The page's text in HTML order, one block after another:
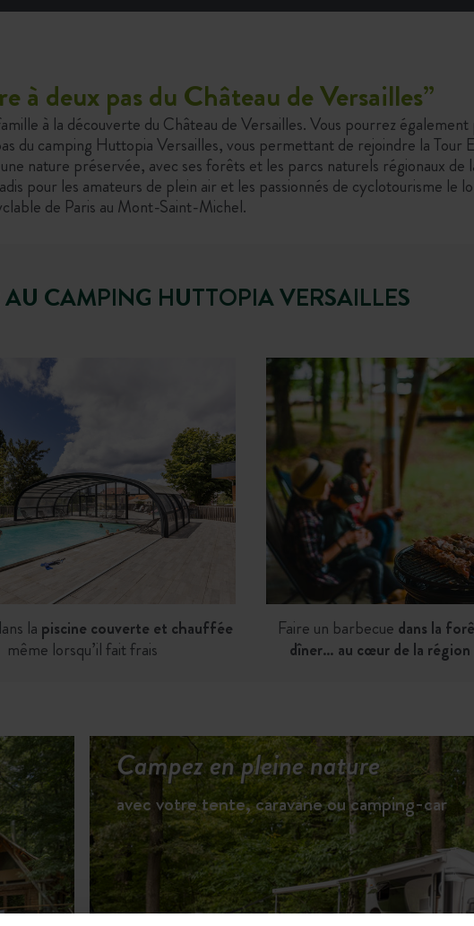
à deux pas du Château de Versailles”
à la découverte du Château de Versailles. Vous pourrez
du camping Huttopia Versailles, vous permettant de rejoindre la Tour
nature préservée, avec ses forêts et les parcs naturels régionaux de
pour les amateurs de plein air et les passionnés de cyclotourisme le
de Paris au Mont-Saint-Michel.
CAMPING HUTTOPIA VERSAILLES
la piscine couverte et chauffée
même lorsqu’il fait frais
Faire un barbecue dans la
dîner… au cœur de la région
Campez en pleine nature
avec votre tente, caravane ou camping-car